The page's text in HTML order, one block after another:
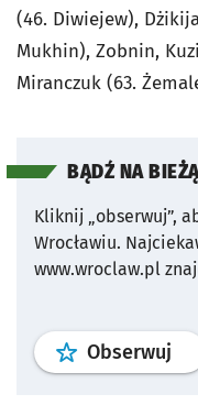
(46. Diwiejew),
Mukhin), Zobnin,
Miranczuk (63.
BĄDŹ NA
Kliknij „obserwuj”,
Wrocławiu.
www.wroclaw.pl
Obserwuj